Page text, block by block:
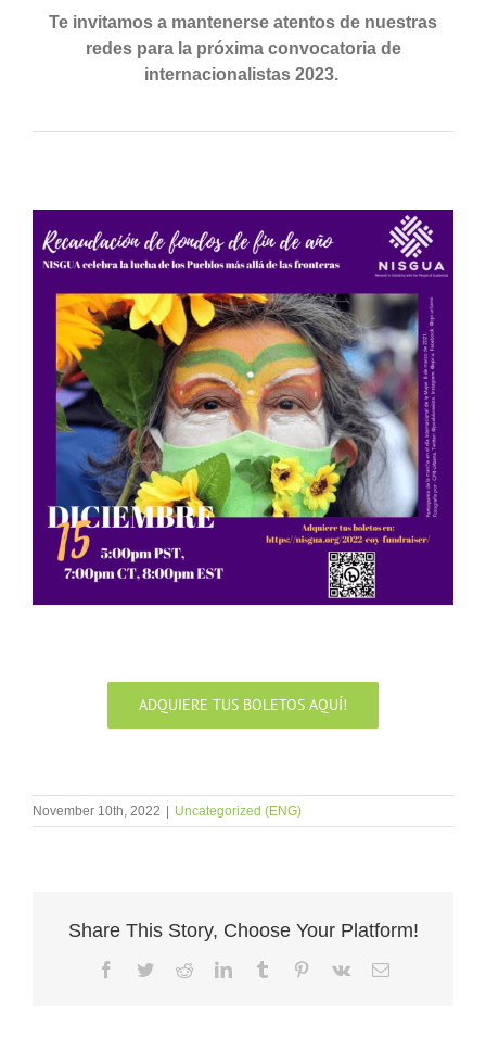
Te invitamos a mantenerse atentos de nuestras
redes para la próxima convocatoria de
internacionalistas 2023.
ADQUIERE TUS BOLETOS AQUÍ!
November 10th, 2022 Uncategorized (ENG)
Share This Story, Choose Your Platform!
Facebook
TwitterRedditLinkedInTumblr Pinterest
Vk Email